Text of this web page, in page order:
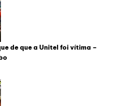
de que a Unitel foi vítima –